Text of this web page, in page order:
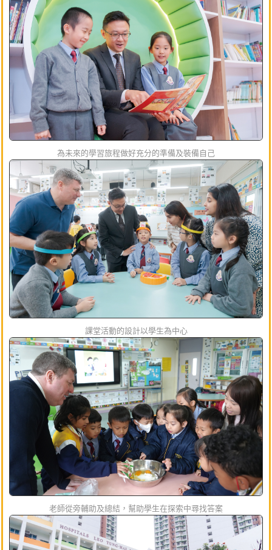
為未來的學習旅程做好充分的準備及裝備自己
課堂活動的設計以學生為中心
老師從旁輔助及總結，幫助學生在探索中尋找答案